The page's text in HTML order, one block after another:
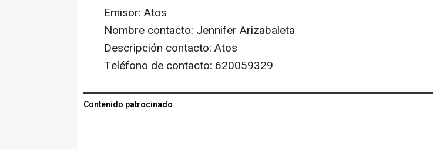
Emisor: Atos
Nombre contacto: Jennifer Arizabaleta
Descripción contacto: Atos
Teléfono de contacto: 620059329
Contenido patrocinado